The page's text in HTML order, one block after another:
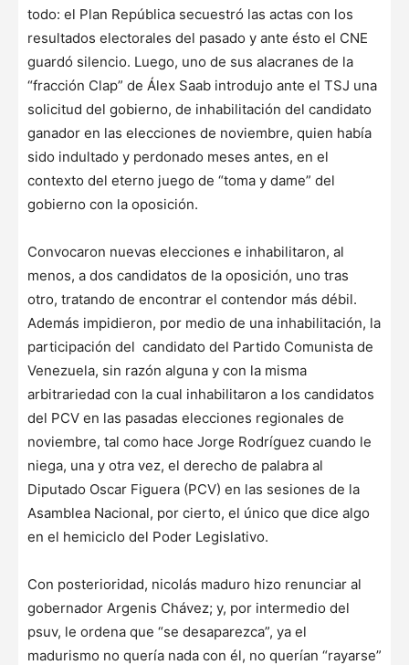
todo: el Plan República secuestró las actas con los
resultados electorales del pasado y ante ésto el CNE
guardó silencio. Luego, uno de sus alacranes de la
“fracción Clap” de Álex Saab introdujo ante el TSJ una
solicitud del gobierno, de inhabilitación del candidato
ganador en las elecciones de noviembre, quien había
sido indultado y perdonado meses antes, en el
contexto del eterno juego de “toma y dame” del
gobierno con la oposición.
Convocaron nuevas elecciones e inhabilitaron, al
menos, a dos candidatos de la oposición, uno tras
otro, tratando de encontrar el contendor más débil.
Además impidieron, por medio de una inhabilitación, la
participación del candidato del Partido Comunista de
Venezuela, sin razón alguna y con la misma
arbitrariedad con la cual inhabilitaron a los candidatos
del PCV en las pasadas elecciones regionales de
noviembre, tal como hace Jorge Rodríguez cuando le
niega, una y otra vez, el derecho de palabra al
Diputado Oscar Figuera (PCV) en las sesiones de la
Asamblea Nacional, por cierto, el único que dice algo
en el hemiciclo del Poder Legislativo.
Con posterioridad, nicolás maduro hizo renunciar al
gobernador Argenis Chávez; y, por intermedio del
psuv, le ordena que “se desaparezca”, ya el
madurismo no quería nada con él, no querían “rayarse”